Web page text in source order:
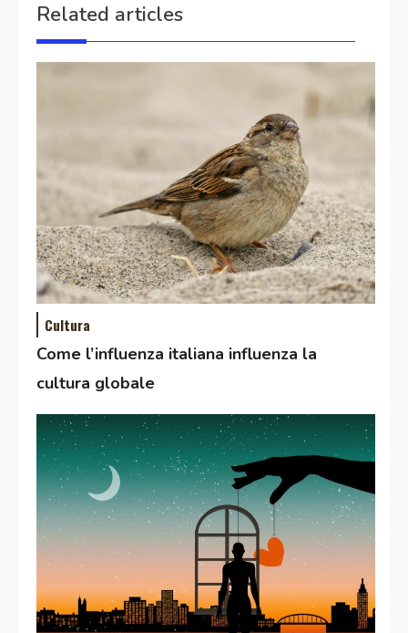
Related articles
Cultura
Come l’influenza italiana influenza la
cultura globale